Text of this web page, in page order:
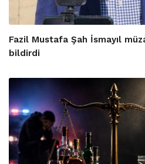
Fazil Mustafa Şah İsmayıl
bildirdi